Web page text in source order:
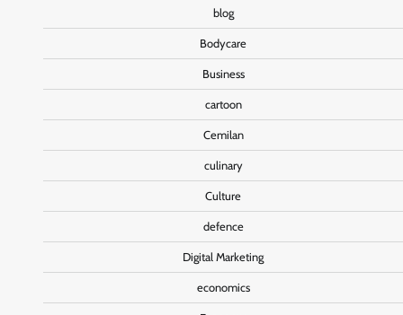
blog
Bodycare
Business
cartoon
Cemilan
culinary
Culture
defence
Digital Marketing
economics